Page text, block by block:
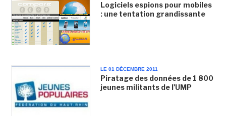
Logiciels espions pour mobiles
: une tentation grandissante
LE 01 DÉCEMBRE 2011
Piratage des données de 1 800
jeunes militants de l'UMP